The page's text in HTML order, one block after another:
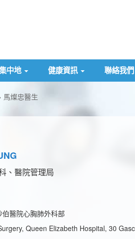
中地 健康資訊 聯絡我們
馬燦忠醫生
、醫院管理局
醫院心胸肺外科部
Queen Elizabeth Hospital, 30